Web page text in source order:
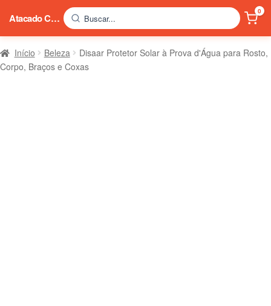
Início Beleza
Disaar Protetor Solar à Prova d'Água para Rosto,
Corpo, Braços e Coxas
Atacado China Buscar...
0